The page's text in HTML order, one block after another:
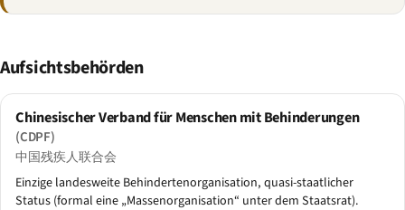
Aufsichtsbehörden
Chinesischer Verband für Menschen mit Behinderungen
(CDPF)
中国残疾人联合会
Einzige landesweite Behindertenorganisation, quasi-staatlicher
Status (formal eine „Massenorganisation“ unter dem Staatsrat).